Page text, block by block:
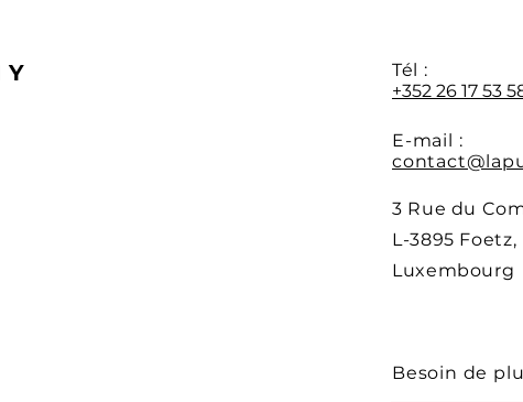
Tél :
+352 26 17 53
E-mail :
3 Rue du
L-3895 Foetz,
Luxembourg
Besoin de